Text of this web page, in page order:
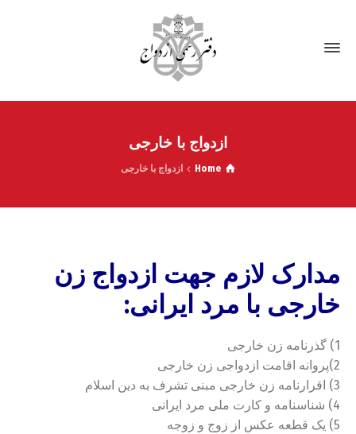
ازدواج با خارجی
Home ازدواج با خارجی
مدارک لازم جهت ازدواج زن
خارجی با مرد ایرانی:
1) گذرنامه زن خارجی
2)پروانه اقامت ازدواجی زن خارجی
3) اقرارنامه زن خارجی مبنی تشرف به دین اسلام
4) شناسنامه و کارت ملی مرد ایرانی
5) یک قطعه عکس از زوج و زوجه